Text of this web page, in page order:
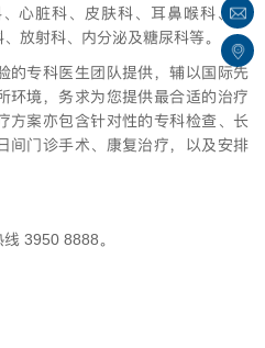
心脏科、皮肤科、耳鼻喉科、骨
放射科、内分泌及糖尿科等。
的专科医生团队提供，辅以国际先
环境，务求为您提供最合适的治疗
方案亦包含针对性的专科检查、长
间门诊手术、康复治疗，以及安排
3950 8888。